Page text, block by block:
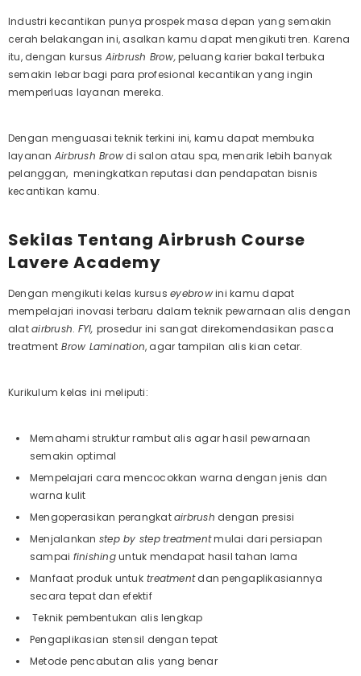
Industri kecantikan punya prospek masa depan yang semakin
cerah belakangan ini, asalkan kamu dapat mengikuti tren. Karena
itu, dengan kursus Airbrush Brow,peluang karier bakal terbuka
semakin lebar bagi para profesional kecantikan yang ingin
memperluas layanan mereka.
Dengan menguasai teknik terkini ini, kamu dapat membuka
layanan Airbrush Brow di salon atau spa, menarik lebih banyak
pelanggan, meningkatkan reputasi dan pendapatan bisnis
kecantikan kamu.
Sekilas Tentang Airbrush Course
Lavere Academy
Dengan mengikuti kelas kursuseyebrowini kamu dapat
mempelajari inovasi terbaru dalam teknik pewarnaan alis dengan
alatairbrush. FYI, prosedur ini sangat direkomendasikan pasca
treatment Brow Lamination, agar tampilan alis kian cetar.
Kurikulum kelas ini meliputi:
Memahami struktur rambut alis agar hasil pewarnaan
semakin optimal
Mempelajari cara mencocokkan warna dengan jenis dan
warna kulit
Mengoperasikan perangkatairbrush dengan presisi
Menjalankan step by steptreatmentmulai dari persiapan
sampai finishinguntuk mendapat hasil tahan lama
Manfaat produk untuktreatmentdan pengaplikasiannya
secara tepat dan efektif
Teknik pembentukan alis lengkap
Pengaplikasian stensil dengan tepat
Metode pencabutan alis yang benar